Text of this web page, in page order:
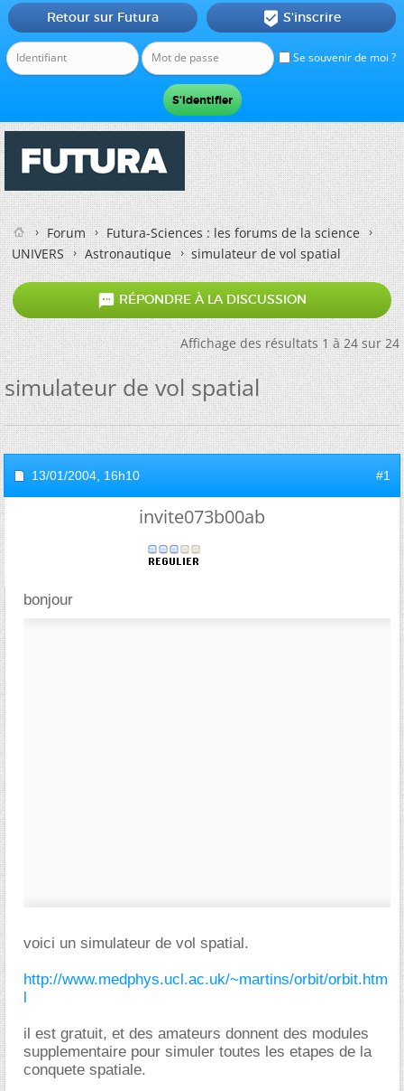
Se souvenir de moi ?
Retour sur Futura  S'inscrire
Forum
Futura-Sciences : les forums de la science
UNIVERS
Astronautique simulateur de vol spatial
 RÉPONDRE À LA DISCUSSION
Affichage des résultats 1 à 24 sur 24
simulateur de vol spatial
13/01/2004, 16h10 #1
invite073b00ab
bonjour
voici un simulateur de vol spatial.
http://www.medphys.ucl.ac.uk/~martins/orbit/orbit.htm
l
il est gratuit, et des amateurs donnent des modules
supplementaire pour simuler toutes les etapes de la
conquete spatiale.